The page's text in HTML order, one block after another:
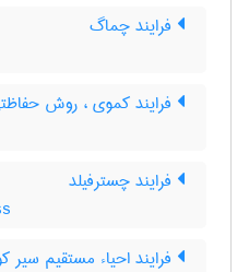
فرایند چماگ
فرایند کموی ، روش
فرایند چسترفیلد
فرایند احیاء مستقیم سیر